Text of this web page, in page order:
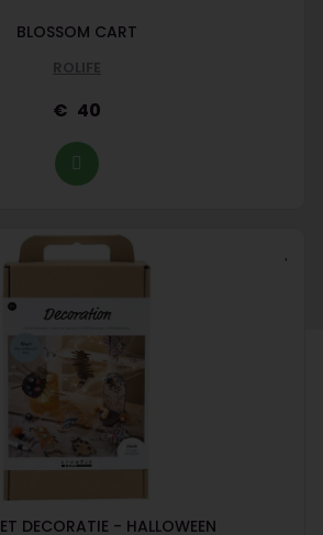
BLOSSOM CART
ROLIFE
40
DECORATIE - HALLOWEEN